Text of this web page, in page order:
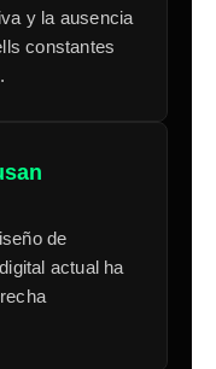
y la ausencia
constantes
de
actual ha